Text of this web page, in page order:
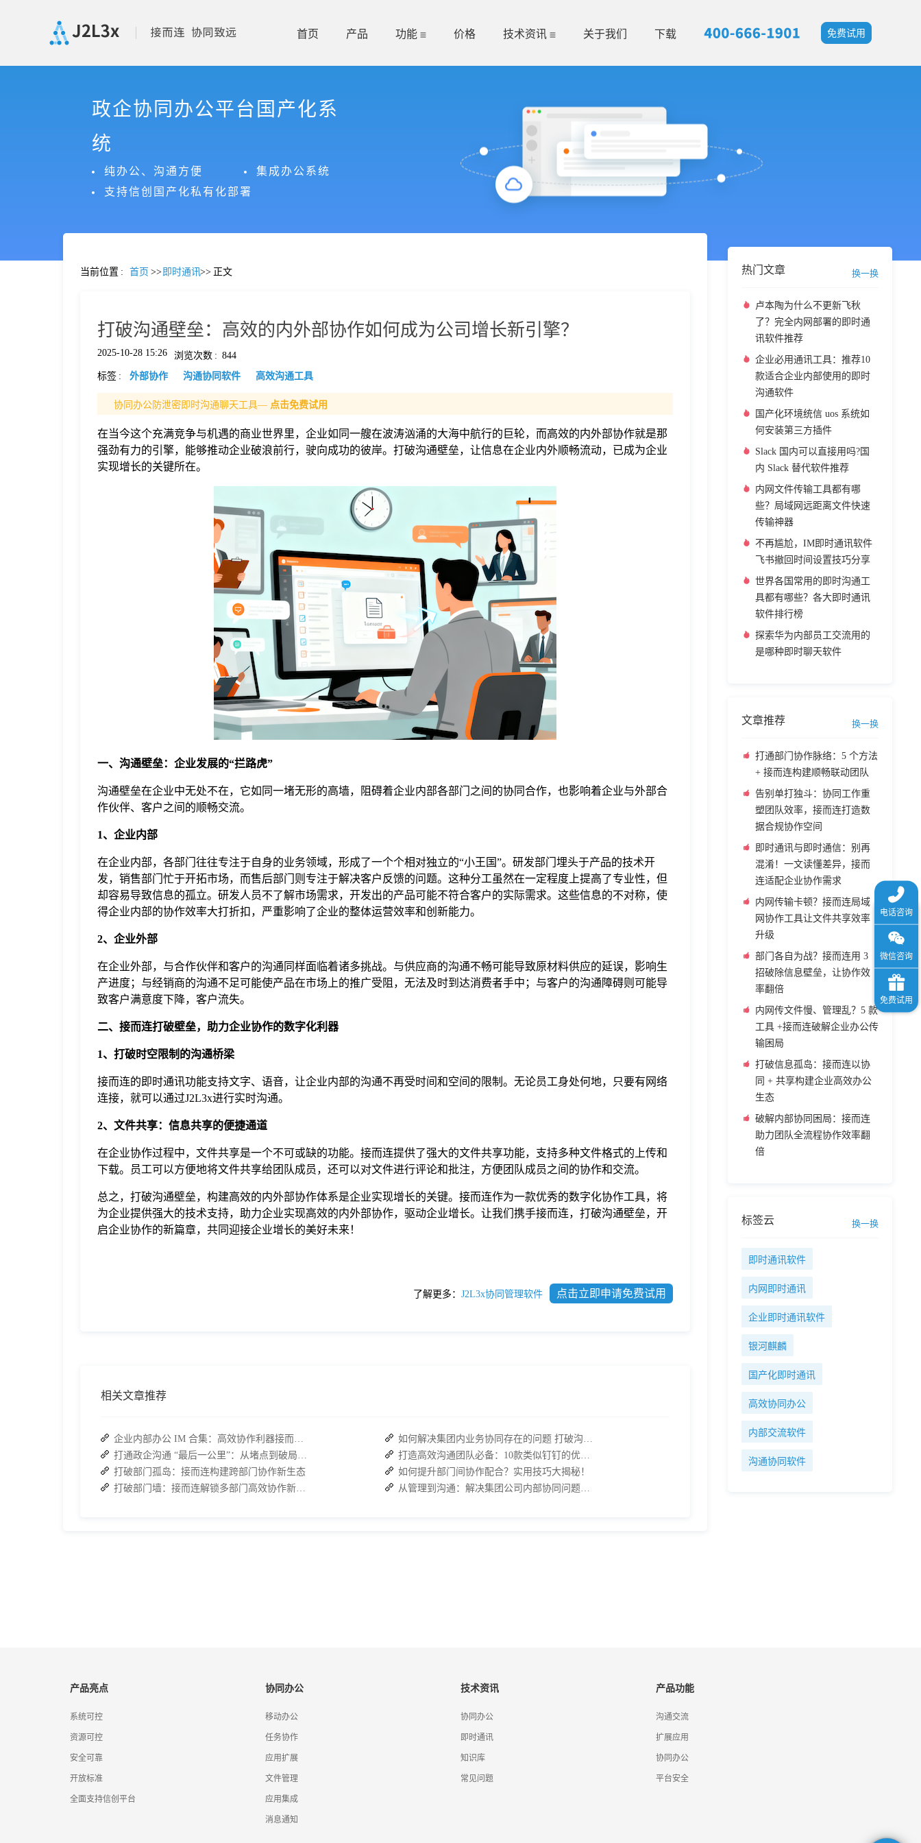
首页 产品 功能 价格 技术资讯 关于我们 下载 免费试用
政企协同办公平台国产化系
统
纯办公、沟通方便
集成办公系统
支持信创国产化私有化部署
当前位置 : 首页 >> 即时通讯>> 正文
打破沟通壁垒：高效的内外部协作如何成为公司增长新引擎？
2025-10-28 15:26 浏览次数 : 844
标签 : 外部协作 沟通协同软件 高效沟通工具
协同办公防泄密即时沟通聊天工具— 点击免费试用
在当今这个充满竞争与机遇的商业世界里，企业如同一艘在波涛汹涌的大海中航行的巨轮，而高效的内外部协作就是那
强劲有力的引擎，能够推动企业破浪前行，驶向成功的彼岸。打破沟通壁垒，让信息在企业内外顺畅流动，已成为企业
实现增长的关键所在。
一、沟通壁垒：企业发展的“拦路虎”
沟通壁垒在企业中无处不在，它如同一堵无形的高墙，阻碍着企业内部各部门之间的协同合作，也影响着企业与外部合
作伙伴、客户之间的顺畅交流。
1、企业内部
在企业内部，各部门往往专注于自身的业务领域，形成了一个个相对独立的“小王国”。研发部门埋头于产品的技术开
发，销售部门忙于开拓市场，而售后部门则专注于解决客户反馈的问题。这种分工虽然在一定程度上提高了专业性，但
却容易导致信息的孤立。研发人员不了解市场需求，开发出的产品可能不符合客户的实际需求。这些信息的不对称，使
得企业内部的协作效率大打折扣，严重影响了企业的整体运营效率和创新能力。
2、企业外部
在企业外部，与合作伙伴和客户的沟通同样面临着诸多挑战。与供应商的沟通不畅可能导致原材料供应的延误，影响生
产进度；与经销商的沟通不足可能使产品在市场上的推广受阻，无法及时到达消费者手中；与客户的沟通障碍则可能导
致客户满意度下降，客户流失。
二、接而连打破壁垒，助力企业协作的数字化利器
1、打破时空限制的沟通桥梁
接而连的即时通讯功能支持文字、语音，让企业内部的沟通不再受时间和空间的限制。无论员工身处何地，只要有网络
连接，就可以通过J2L3x进行实时沟通。
2、文件共享：信息共享的便捷通道
在企业协作过程中，文件共享是一个不可或缺的功能。接而连提供了强大的文件共享功能，支持多种文件格式的上传和
下载。员工可以方便地将文件共享给团队成员，还可以对文件进行评论和批注，方便团队成员之间的协作和交流。
总之，打破沟通壁垒，构建高效的内外部协作体系是企业实现增长的关键。接而连作为一款优秀的数字化协作工具，将
为企业提供强大的技术支持，助力企业实现高效的内外部协作，驱动企业增长。让我们携手接而连，打破沟通壁垒，开
启企业协作的新篇章，共同迎接企业增长的美好未来！
了解更多： J2L3x协同管理软件 点击立即申请免费试用
相关文章推荐
企业内部办公 IM 合集：高效协作利器接而连领衔推荐
打通政企沟通 “最后一公里”：从堵点到破局的路径解析
打破部门孤岛：接而连构建跨部门协作新生态
打破部门墙：接而连解锁多部门高效协作新路径
如何解决集团内业务协同存在的问题 打破沟通壁垒
打造高效沟通团队必备：10款类似钉钉的优秀即时通讯软件推荐
如何提升部门间协作配合？实用技巧大揭秘！
从管理到沟通：解决集团公司内部协同问题的关键
热门文章 换一换
卢本陶为什么不更新飞秋
了？完全内网部署的即时通
讯软件推荐
企业必用通讯工具：推荐10
款适合企业内部使用的即时
沟通软件
国产化环境统信 uos 系统如
何安装第三方插件
Slack 国内可以直接用吗?国
内 Slack 替代软件推荐
内网文件传输工具都有哪
些？局域网远距离文件快速
传输神器
不再尴尬，IM即时通讯软件
飞书撤回时间设置技巧分享
世界各国常用的即时沟通工
具都有哪些？各大即时通讯
软件排行榜
探索华为内部员工交流用的
是哪种即时聊天软件
文章推荐 换一换
打通部门协作脉络：5 个方法
+ 接而连构建顺畅联动团队
告别单打独斗：协同工作重
塑团队效率，接而连打造数
据合规协作空间
即时通讯与即时通信：别再
混淆！一文读懂差异，接而
连适配企业协作需求
内网传输卡顿？接而连局域
网协作工具让文件共享效率
升级
部门各自为战？接而连用 3
招破除信息壁垒，让协作效
率翻倍
内网传文件慢、管理乱？5 款
工具 +接而连破解企业办公传
输困局
打破信息孤岛：接而连以协
同 + 共享构建企业高效办公
生态
破解内部协同困局：接而连
助力团队全流程协作效率翻
倍
标签云 换一换
即时通讯软件
内网即时通讯
企业即时通讯软件
银河麒麟
国产化即时通讯
高效协同办公
内部交流软件
沟通协同软件
产品亮点
系统可控
资源可控
安全可靠
开放标准
全面支持信创平台
协同办公
移动办公
任务协作
应用扩展
文件管理
应用集成
消息通知
技术资讯
协同办公
即时通讯
知识库
常见问题
产品功能
沟通交流
扩展应用
协同办公
平台安全